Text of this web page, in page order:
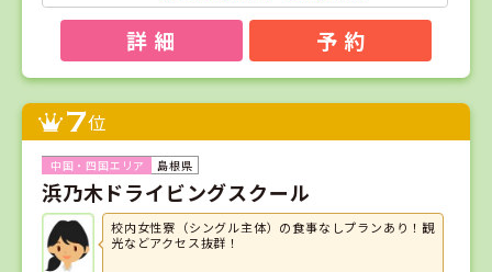
詳 細 予 約
7位
島根県
浜乃木ドライビングスクール
校内女性寮（シングル主体）の食事なしプランあり！観
光などアクセス抜群！